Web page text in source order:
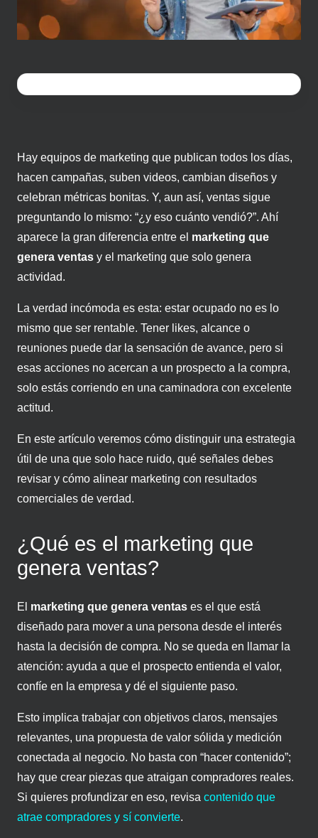
Hay equipos de marketing que publican todos los días,
hacen campañas, suben videos, cambian diseños y
celebran métricas bonitas. Y, aun así, ventas sigue
preguntando lo mismo: “¿y eso cuánto vendió?”. Ahí
aparece la gran diferencia entre el marketing que
genera ventas y el marketing que solo genera
actividad.
La verdad incómoda es esta: estar ocupado no es lo
mismo que ser rentable. Tener likes, alcance o
reuniones puede dar la sensación de avance, pero si
esas acciones no acercan a un prospecto a la compra,
solo estás corriendo en una caminadora con excelente
actitud.
En este artículo veremos cómo distinguir una estrategia
útil de una que solo hace ruido, qué señales debes
revisar y cómo alinear marketing con resultados
comerciales de verdad.
¿Qué es el marketing que
genera ventas?
El marketing que genera ventas es el que está
diseñado para mover a una persona desde el interés
hasta la decisión de compra. No se queda en llamar la
atención: ayuda a que el prospecto entienda el valor,
confíe en la empresa y dé el siguiente paso.
Esto implica trabajar con objetivos claros, mensajes
relevantes, una propuesta de valor sólida y medición
conectada al negocio. No basta con “hacer contenido”;
hay que crear piezas que atraigan compradores reales.
Si quieres profundizar en eso, revisa contenido que
atrae compradores y sí convierte.